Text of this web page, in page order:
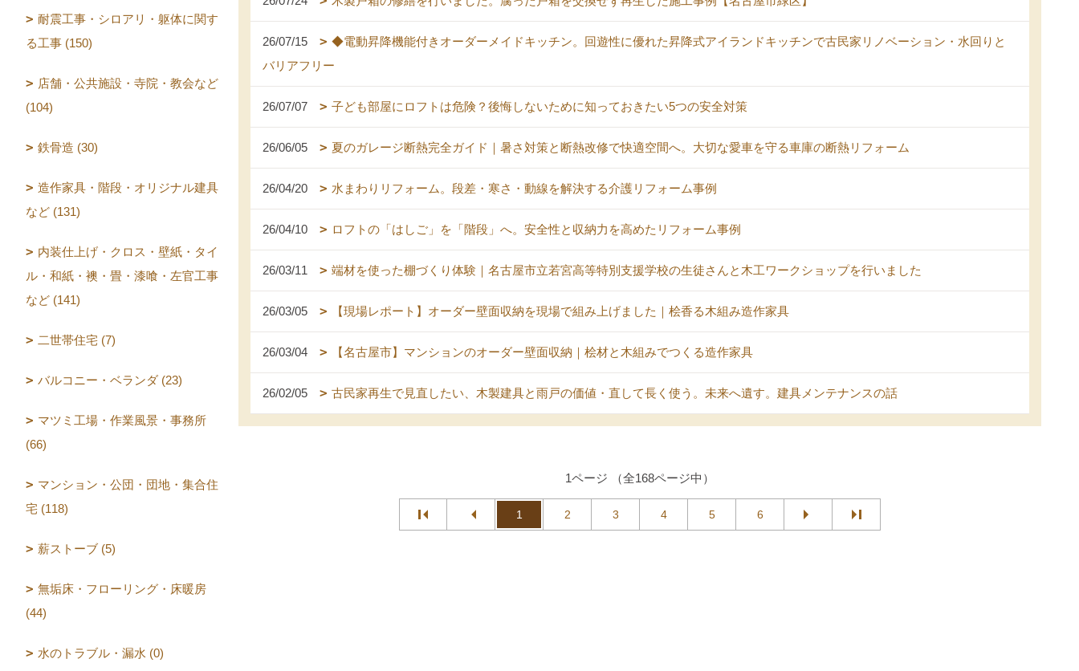
26/07/15
◆電動昇降機能付きオーダーメイドキッチン。回遊性に優れた昇降式アイランドキッチンで古民家リノベーション・水回りと
バリアフリー
26/07/07 子ども部屋にロフトは危険？後悔しないために知っておきたい5つの安全対策
26/06/05 夏のガレージ断熱完全ガイド｜暑さ対策と断熱改修で快適空間へ。大切な愛車を守る車庫の断熱リフォーム
26/04/20 水まわりリフォーム。段差・寒さ・動線を解決する介護リフォーム事例
26/04/10 ロフトの「はしご」を「階段」へ。安全性と収納力を高めたリフォーム事例
26/03/11 端材を使った棚づくり体験｜名古屋市立若宮高等特別支援学校の生徒さんと木工ワークショップを行いました
26/03/05 【現場レポート】オーダー壁面収納を現場で組み上げました｜桧香る木組み造作家具
26/03/04 【名古屋市】マンションのオーダー壁面収納｜桧材と木組みでつくる造作家具
26/02/05 古民家再生で見直したい、木製建具と雨戸の価値・直して長く使う。未来へ遺す。建具メンテナンスの話
1ページ （全168ページ中）
1 2 3 4 5 6
耐震工事・シロアリ・躯体に関す
る工事 (150)
店舗・公共施設・寺院・教会など
(104)
鉄骨造 (30)
造作家具・階段・オリジナル建具
など (131)
内装仕上げ・クロス・壁紙・タイ
ル・和紙・襖・畳・漆喰・左官工事
など (141)
二世帯住宅 (7)
バルコニー・ベランダ (23)
マツミ工場・作業風景・事務所
(66)
マンション・公団・団地・集合住
宅 (118)
薪ストーブ (5)
無垢床・フローリング・床暖房
(44)
水のトラブル・漏水 (0)